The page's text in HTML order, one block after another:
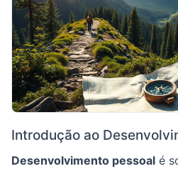
Introdução ao
Desenvolvimento pessoal é